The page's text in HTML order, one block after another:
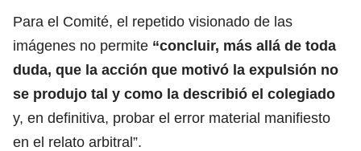
Para el Comité, el repetido visionado de las
imágenes no permite “concluir, más allá de toda
duda, que la acción que motivó la expulsión no
se produjo tal y como la describió el colegiado
y, en definitiva, probar el error material manifiesto
en el relato arbitral”.